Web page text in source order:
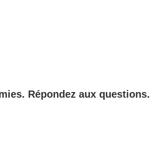
Répondez aux questions.